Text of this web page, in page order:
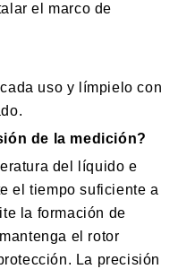
el marco de
uso y límpielo con
de la medición?
del líquido e
el tiempo suficiente a
la formación de
el rotor
La precisión